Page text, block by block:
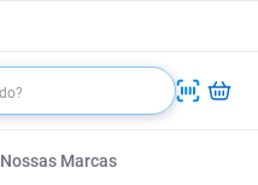
Nossas Marcas